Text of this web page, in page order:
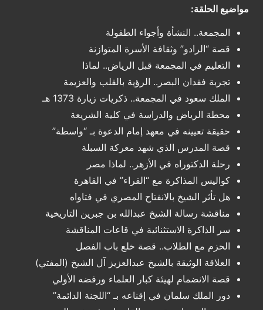
مواضيع الحلقة:
المجمعة.. النشأة وأجواء الطفولة
قصة “الرادو” وثقافة الأسرة المتوازنة
التعليم في المجمعة قبل الرياض.. لماذا
تجربة فقدان البصر.. الرؤية بالقلب والعزيمة
الملك سعود في المجمعة.. ذكريات زيارة 1373 هـ
محطة الرياض والدراسة في كلية الشريعة
حقيقة تعيينه في معهد إمام الدعوة بـ “واسطة”
قصة المدرس الذي شهد معركة السبلة
رحلة الدكتوراه في الأزهر.. لماذا مصر
كواليس المذاكرة مع “القراء” في القاهرة
هل تأثر الشيخ بالانفتاح المصري في فتاواه
مناقشة رسالة الشيخ عبدالله بن جبرين التاريخية
سر الذاكرة الاستثنائية في قاعات المناقشة
الحزم مع الطلاب.. قصة خلع باب الفصل
العلاقة الوثيقة بالشيخ عبدالعزيز آل الشيخ (المفتي)
قصة الانضمام لهيئة كبار العلماء ورفضه الأولي
دور الملك سلمان في إقناعه بـ “اللجنة الدائمة”